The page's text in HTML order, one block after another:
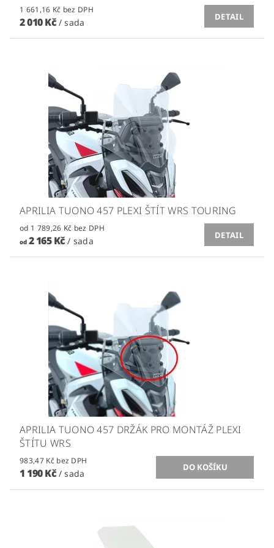
1 661,16 Kč bez DPH
2 010 Kč / sada
DETAIL
APRILIA TUONO 457 PLEXI ŠTÍT WRS TOURING
od 1 789,26 Kč bez DPH
od2 165 Kč/ sada
DETAIL
APRILIA TUONO 457 DRŽÁK PRO MONTÁŽ PLEXI
ŠTÍTU WRS
983,47 Kč bez DPH
1 190 Kč / sada